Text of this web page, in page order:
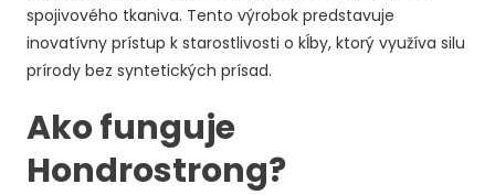
spojivového tkaniva. Tento výrobok predstavuje
inovatívny prístup k starostlivosti o kĺby, ktorý využíva silu
prírody bez syntetických prísad.
Ako funguje
Hondrostrong?